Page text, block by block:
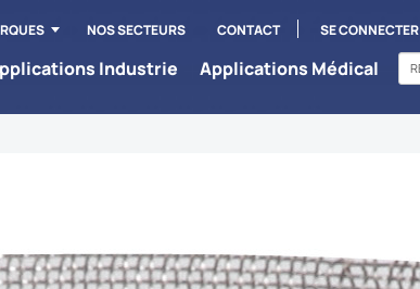
NOS SECTEURS CONTACT SE CONNECTER
Industrie Applications Médical